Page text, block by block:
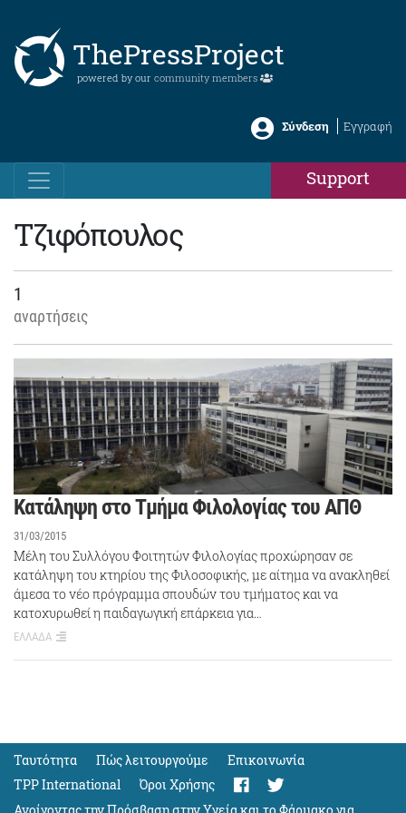
ThePressProject
powered by our community members
Σύνδεση Εγγραφή
Support
Τζιφόπουλος
1
αναρτήσεις
Κατάληψη στο Τμήμα Φιλολογίας του ΑΠΘ
31/03/2015
Μέλη του Συλλόγου Φοιτητών Φιλολογίας προχώρησαν σε
κατάληψη του κτηρίου της Φιλοσοφικής, με αίτημα να ανακληθεί
άμεσα το νέο πρόγραμμα σπουδών του τμήματος και να
κατοχυρωθεί η παιδαγωγική επάρκεια για…
ΕΛΛΑΔΑ
Ταυτότητα Πώς λειτουργούμε
Eπικοινωνία
TPP International
Όροι Χρήσης